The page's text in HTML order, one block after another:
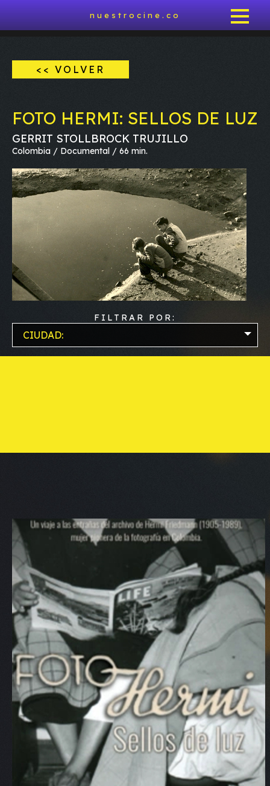
nuestrocine.co
<< VOLVER
FOTO HERMI: SELLOS DE LUZ
GERRIT STOLLBROCK TRUJILLO
Colombia / Documental / 66 min.
FILTRAR POR:
CIUDAD: